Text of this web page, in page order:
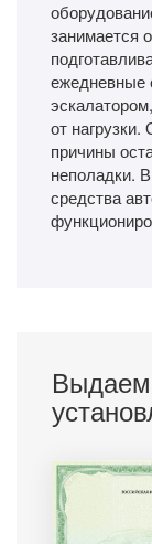
занимается
ежедневные
от
причины
неполадки.
средства